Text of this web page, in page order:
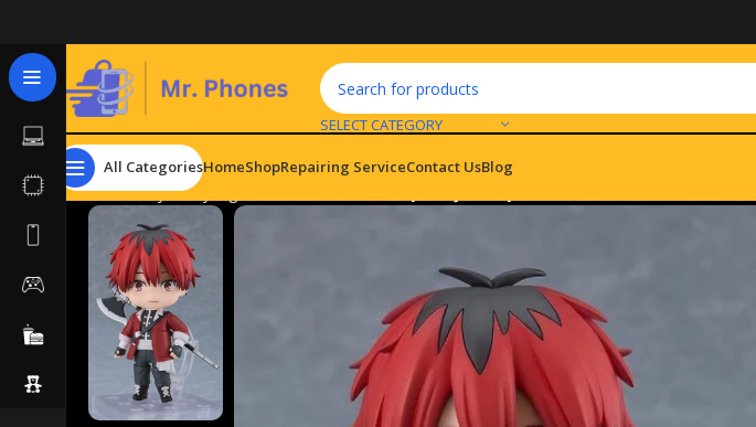
SELECT CATEGORY
All CategoriesHomeShopRepairing ServiceContact UsBlog
Home Toys Toy Figure Words